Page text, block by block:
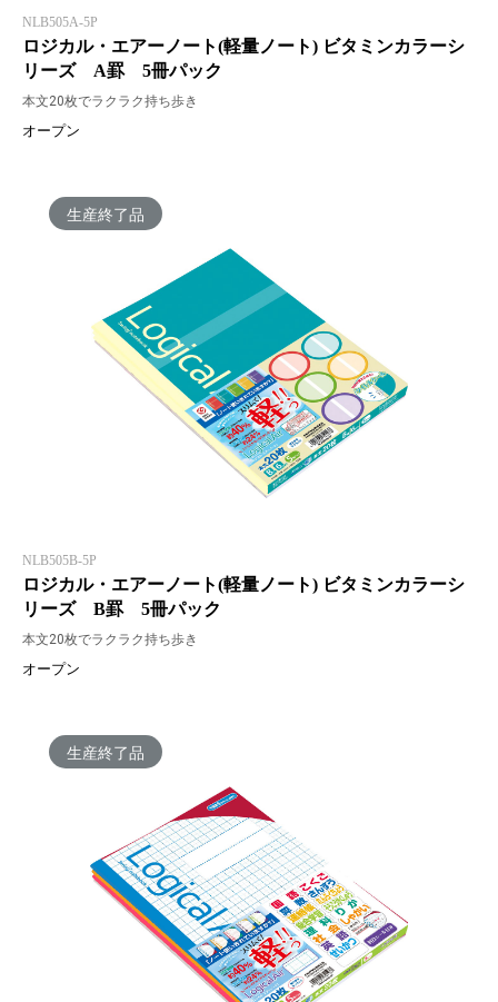
NLB505A-5P
ロジカル・エアーノート(軽量ノート) ビタミンカラーシ
リーズ A罫 5冊パック
本文20枚でラクラク持ち歩き
オープン
生産終了品
NLB505B-5P
ロジカル・エアーノート(軽量ノート) ビタミンカラーシ
リーズ B罫 5冊パック
本文20枚でラクラク持ち歩き
オープン
生産終了品